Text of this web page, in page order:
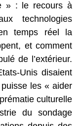
» : le recours à
technologies
temps réel la
et comment
de l’extérieur.
Unis disaient
les « aider
culturelle
du sondage